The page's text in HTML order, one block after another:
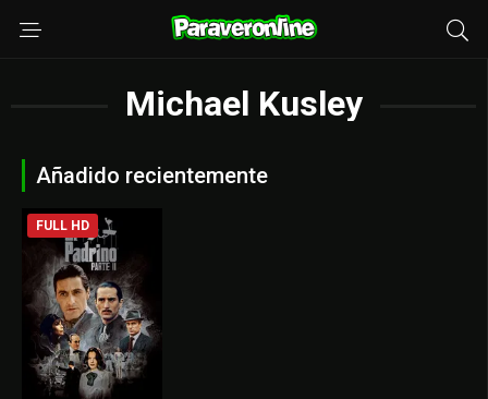
Michael Kusley
Añadido recientemente
FULL HD